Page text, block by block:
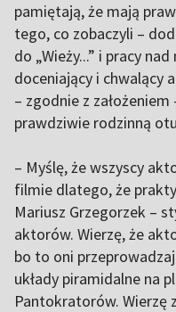
pamiętają, że mają
tego, co zobaczyli –
do „Wieży...” i pracy
doceniający i chwalący
– zgodnie z
prawdziwie rodzinną
– Myślę, że wszyscy
filmie dlatego, że
Mariusz Grzegorzek –
aktorów. Wierzę, że
bo to oni
układy piramidalne na
Pantokratorów. Wierzę